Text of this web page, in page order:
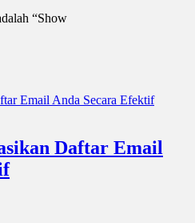
“Show
Daftar Email